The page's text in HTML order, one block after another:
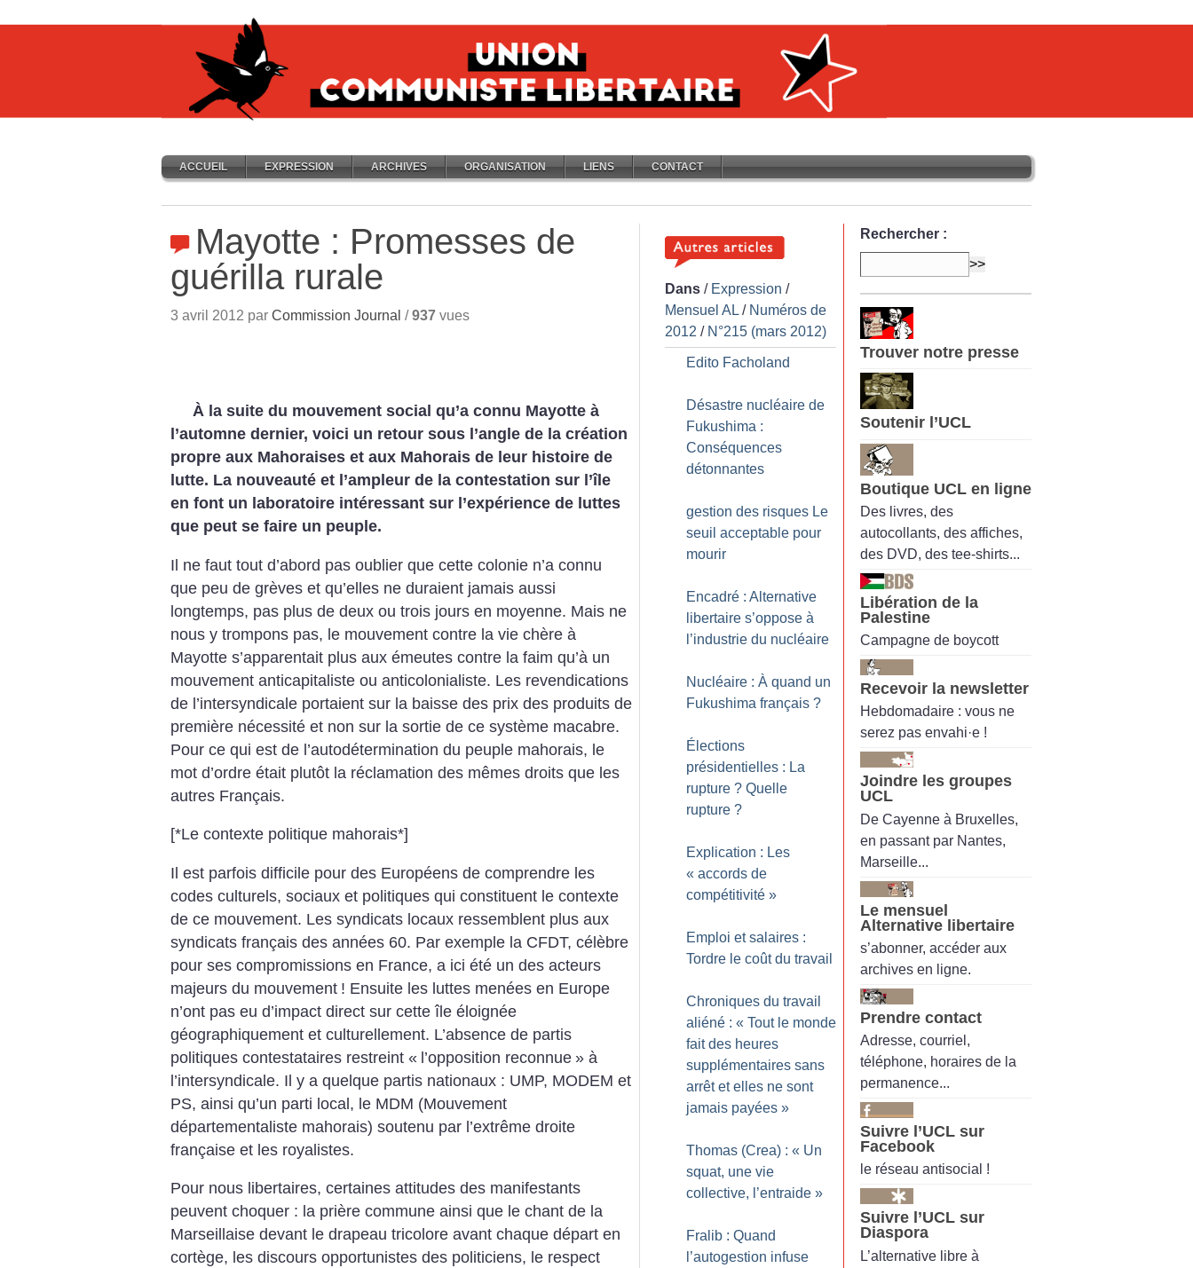
ACCUEIL EXPRESSION ARCHIVES ORGANISATION LIENS CONTACT
Mayotte : Promesses de
guérilla rurale
3 avril 2012 par Commission Journal /937 vues
À la suite du mouvement social qu’a connu Mayotte à
l’automne dernier, voici un retour sous l’angle de la création
propre aux Mahoraises et aux Mahorais de leur histoire de
lutte. La nouveauté et l’ampleur de la contestation sur l’île
en font un laboratoire intéressant sur l’expérience de luttes
que peut se faire un peuple.
Il ne faut tout d’abord pas oublier que cette colonie n’a connu
que peu de grèves et qu’elles ne duraient jamais aussi
longtemps, pas plus de deux ou trois jours en moyenne. Mais ne
nous y trompons pas, le mouvement contre la vie chère à
Mayotte s’apparentait plus aux émeutes contre la faim qu’à un
mouvement anticapitaliste ou anticolonialiste. Les revendications
de l’intersyndicale portaient sur la baisse des prix des produits de
première nécessité et non sur la sortie de ce système macabre.
Pour ce qui est de l’autodétermination du peuple mahorais, le
mot d’ordre était plutôt la réclamation des mêmes droits que les
autres Français.
[*Le contexte politique mahorais*]
Il est parfois difficile pour des Européens de comprendre les
codes culturels, sociaux et politiques qui constituent le contexte
de ce mouvement. Les syndicats locaux ressemblent plus aux
syndicats français des années 60. Par exemple la CFDT, célèbre
pour ses compromissions en France, a ici été un des acteurs
majeurs du mouvement ! Ensuite les luttes menées en Europe
n’ont pas eu d’impact direct sur cette île éloignée
géographiquement et culturellement. L’absence de partis
politiques contestataires restreint « l’opposition reconnue » à
l’intersyndicale. Il y a quelque partis nationaux : UMP, MODEM et
PS, ainsi qu’un parti local, le MDM (Mouvement
départementaliste mahorais) soutenu par l’extrême droite
française et les royalistes.
Pour nous libertaires, certaines attitudes des manifestants
peuvent choquer : la prière commune ainsi que le chant de la
Marseillaise devant le drapeau tricolore avant chaque départ en
cortège, les discours opportunistes des politiciens, le respect
Dans / Expression /
Mensuel AL / Numéros de
2012 / N°215 (mars 2012)
Edito Facholand
Désastre nucléaire de
Fukushima :
Conséquences
détonnantes
gestion des risques Le
seuil acceptable pour
mourir
Encadré : Alternative
libertaire s’oppose à
l’industrie du nucléaire
Nucléaire : À quand un
Fukushima français ?
Élections
présidentielles : La
rupture ? Quelle
rupture ?
Explication : Les
« accords de
compétitivité »
Emploi et salaires :
Tordre le coût du travail
Chroniques du travail
aliéné : « Tout le monde
fait des heures
supplémentaires sans
arrêt et elles ne sont
jamais payées »
Thomas (Crea) : « Un
squat, une vie
collective, l’entraide »
Fralib : Quand
l’autogestion infuse
Rechercher :
Trouver notre presse
Soutenir l’UCL
Boutique UCL en ligne
Des livres, des
autocollants, des affiches,
des DVD, des tee-shirts...
Libération de la
Palestine
Campagne de boycott
Recevoir la newsletter
Hebdomadaire : vous ne
serez pas envahi·e !
Joindre les groupes
UCL
De Cayenne à Bruxelles,
en passant par Nantes,
Marseille...
Le mensuel
Alternative libertaire
s’abonner, accéder aux
archives en ligne.
Prendre contact
Adresse, courriel,
téléphone, horaires de la
permanence...
Suivre l’UCL sur
Facebook
le réseau antisocial !
Suivre l’UCL sur
Diaspora
L’alternative libre à